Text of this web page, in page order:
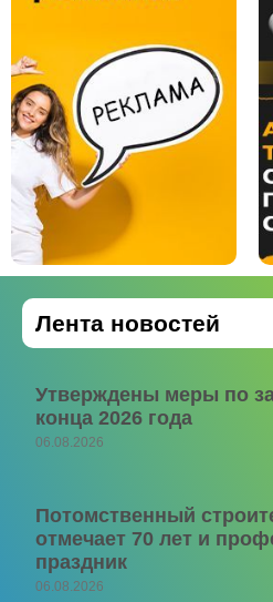
Лента новостей
Утверждены меры по
конца 2026 года
06.08.2026
Потомственный
отмечает 70 лет и
праздник
06.08.2026